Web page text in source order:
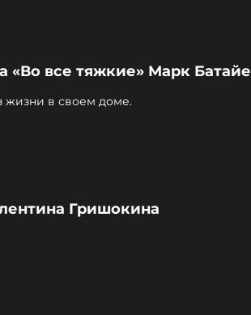
«Во все тяжкие» Марк Батайе
жизни в своем доме.
Гришокина